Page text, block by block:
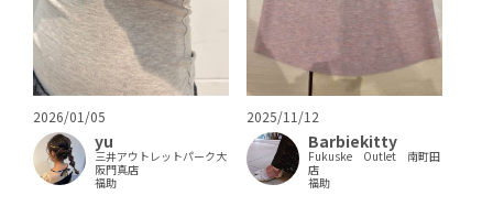
2026/01/05
yu
三井アウトレットパーク大
阪門真店
福助
2025/11/12
Barbiekitty
Fukuske Outlet 南町田
店
福助